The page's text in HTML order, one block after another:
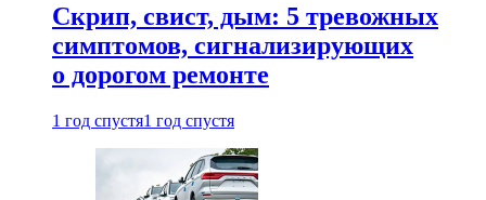
Скрип, свист, дым: 5 тревожных
симптомов, сигнализирующих
о дорогом ремонте
1 год спустя1 год спустя